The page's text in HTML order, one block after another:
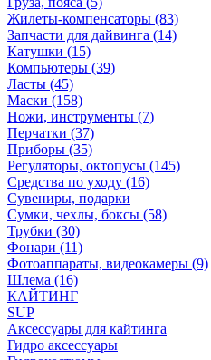
Жилеты-компенсаторы (83)
Запчасти для дайвинга (14)
Катушки (15)
Компьютеры (39)
Ласты (45)
Маски (158)
Ножи, инструменты (7)
Перчатки (37)
Приборы (35)
Регуляторы, октопусы (145)
Средства по уходу (16)
Сувениры, подарки
Сумки, чехлы, боксы (58)
Трубки (30)
Фонари (11)
Фотоаппараты, видеокамеры (9)
Шлема (16)
КАЙТИНГ
SUP
Аксессуары для кайтинга
Гидро аксессуары